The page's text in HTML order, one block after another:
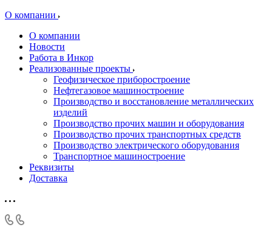
О компании
О компании
Новости
Работа в Инкор
Реализованные проекты
Геофизическое приборостроение
Нефтегазовое машиностроение
Производство и восстановление металлических
изделий
Производство прочих машин и оборудования
Производство прочих транспортных средств
Производство электрического оборудования
Транспортное машиностроение
Реквизиты
Доставка